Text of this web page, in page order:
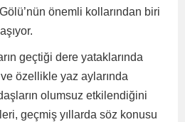
önemli kollarından biri
geçtiği dere yataklarında
özellikle yaz aylarında
olumsuz etkilendiğini
geçmiş yıllarda söz konusu